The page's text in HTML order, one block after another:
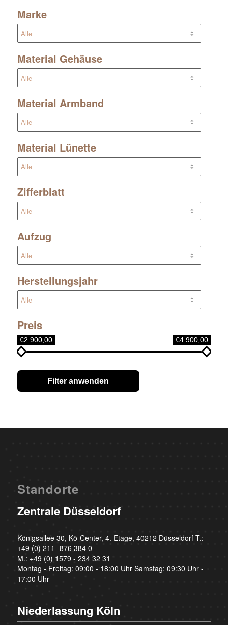
Marke
Material Gehäuse
Material Armband
Material Lünette
Zifferblatt
Aufzug
Herstellungsjahr
Preis
€2.900,00 €4.900,00
Filter anwenden
Standorte
Zentrale Düsseldorf
Königsallee 30, Kö-Center, 4. Etage, 40212 Düsseldorf T.:
+49 (0) 211- 876 384 0
M.: +49 (0) 1579 - 234 32 31
Montag - Freitag: 09:00 - 18:00 Uhr Samstag: 09:30 Uhr -
17:00 Uhr
Niederlassung Köln